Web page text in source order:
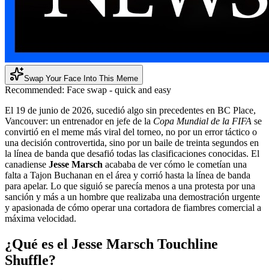
Swap Your Face Into This Meme
Recommended: Face swap - quick and easy
El 19 de junio de 2026, sucedió algo sin precedentes en BC Place,
Vancouver: un entrenador en jefe de la Copa Mundial de la FIFA se
convirtió en el meme más viral del torneo, no por un error táctico o
una decisión controvertida, sino por un baile de treinta segundos en
la línea de banda que desafió todas las clasificaciones conocidas. El
canadiense Jesse Marsch acababa de ver cómo le cometían una
falta a Tajon Buchanan en el área y corrió hasta la línea de banda
para apelar. Lo que siguió se parecía menos a una protesta por una
sanción y más a un hombre que realizaba una demostración urgente
y apasionada de cómo operar una cortadora de fiambres comercial a
máxima velocidad.
¿Qué es el Jesse Marsch Touchline
Shuffle?